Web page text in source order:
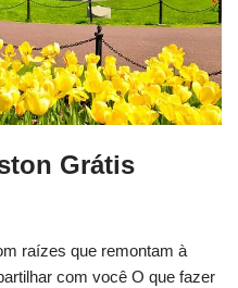
Grátis
raízes que remontam à
com você O que fazer